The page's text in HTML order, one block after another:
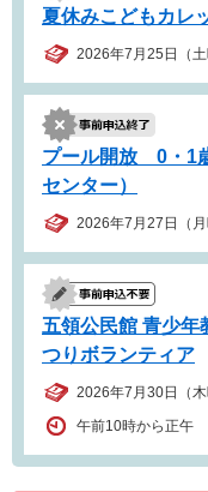
夏休みこどもカレ
2026年7月25日（
プール開放 0・1
センター）
2026年7月27日（
五領公民館 青少年
つりボランティア
2026年7月30日（
午前10時から正午